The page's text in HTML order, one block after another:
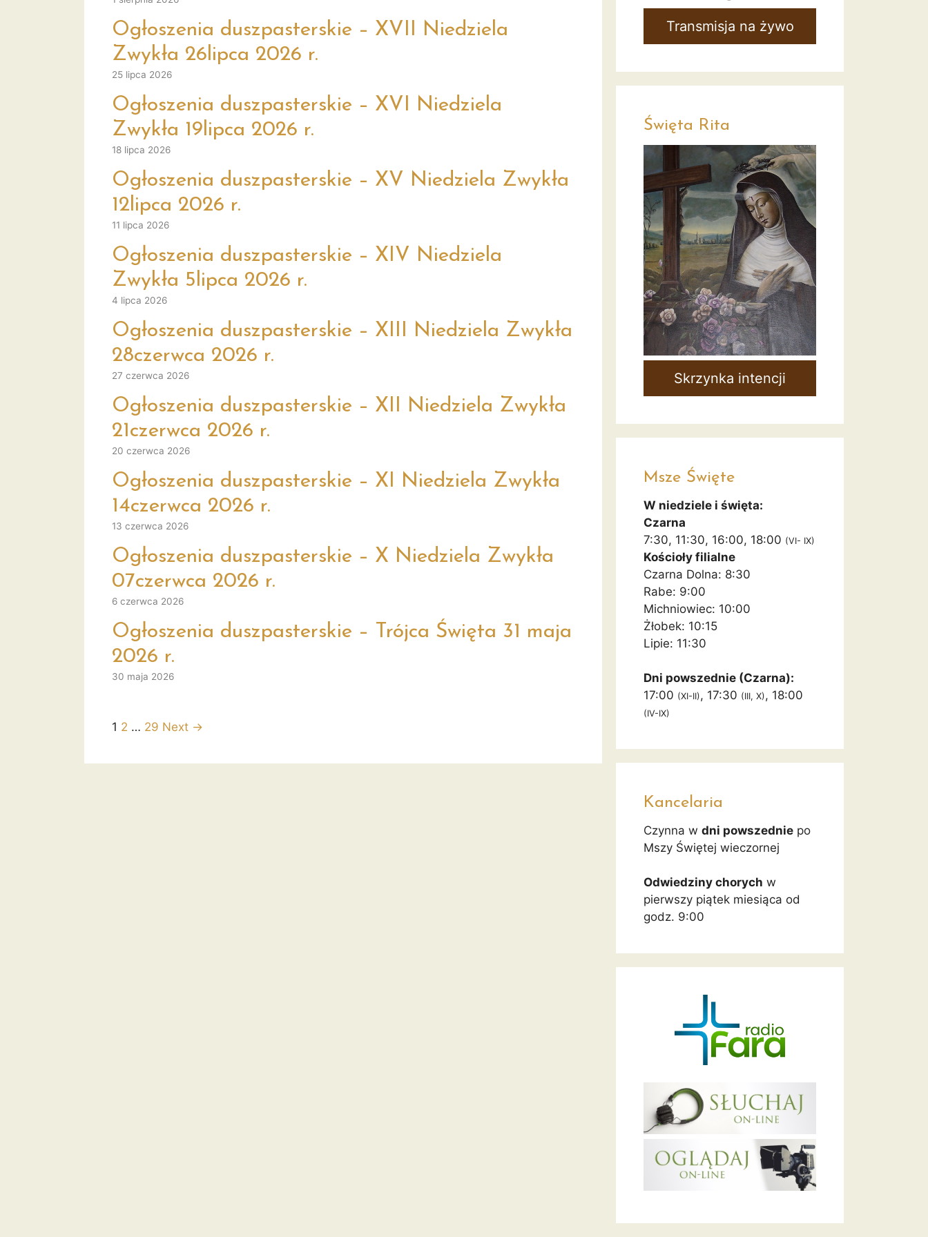
Ogłoszenia duszpasterskie – XVII Niedziela
Zwykła 26lipca 2026 r.
25 lipca 2026
Ogłoszenia duszpasterskie – XVI Niedziela
Zwykła 19lipca 2026 r.
18 lipca 2026
Ogłoszenia duszpasterskie – XV Niedziela Zwykła
12lipca 2026 r.
11 lipca 2026
Ogłoszenia duszpasterskie – XIV Niedziela
Zwykła 5lipca 2026 r.
4 lipca 2026
Ogłoszenia duszpasterskie – XIII Niedziela Zwykła
28czerwca 2026 r.
27 czerwca 2026
Ogłoszenia duszpasterskie – XII Niedziela Zwykła
21czerwca 2026 r.
20 czerwca 2026
Ogłoszenia duszpasterskie – XI Niedziela Zwykła
14czerwca 2026 r.
13 czerwca 2026
Ogłoszenia duszpasterskie – X Niedziela Zwykła
07czerwca 2026 r.
6 czerwca 2026
Ogłoszenia duszpasterskie – Trójca Święta 31 maja
2026 r.
30 maja 2026
1 2 … 29 Next →
Transmisja na żywo
Święta Rita
Skrzynka intencji
Msze Święte
W niedziele i święta:
Czarna
7:30, 11:30, 16:00, 18:00 (VI- IX)
Kościoły filialne
Czarna Dolna: 8:30
Rabe: 9:00
Michniowiec: 10:00
Żłobek: 10:15
Lipie: 11:30
Dni powszednie (Czarna):
17:00 (XI-II), 17:30 (III, X), 18:00
(IV-IX)
Kancelaria
Czynna w dni powszednie po
Mszy Świętej wieczornej
Odwiedziny chorych w
pierwszy piątek miesiąca od
godz. 9:00